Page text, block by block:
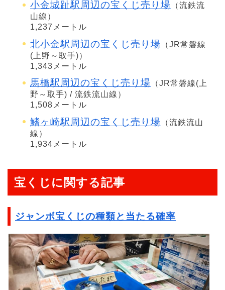
小金城趾駅周辺の宝くじ売り場 （流鉄流
山線）
1,237メートル
北小金駅周辺の宝くじ売り場 （JR常磐線
(上野～取手)）
1,343メートル
馬橋駅周辺の宝くじ売り場 （JR常磐線(上
野～取手) / 流鉄流山線）
1,508メートル
鰭ヶ崎駅周辺の宝くじ売り場 （流鉄流山
線）
1,934メートル
宝くじに関する記事
ジャンボ宝くじの種類と当たる確率